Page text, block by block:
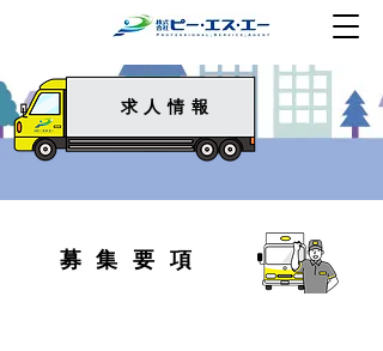
求人情報
募集要項